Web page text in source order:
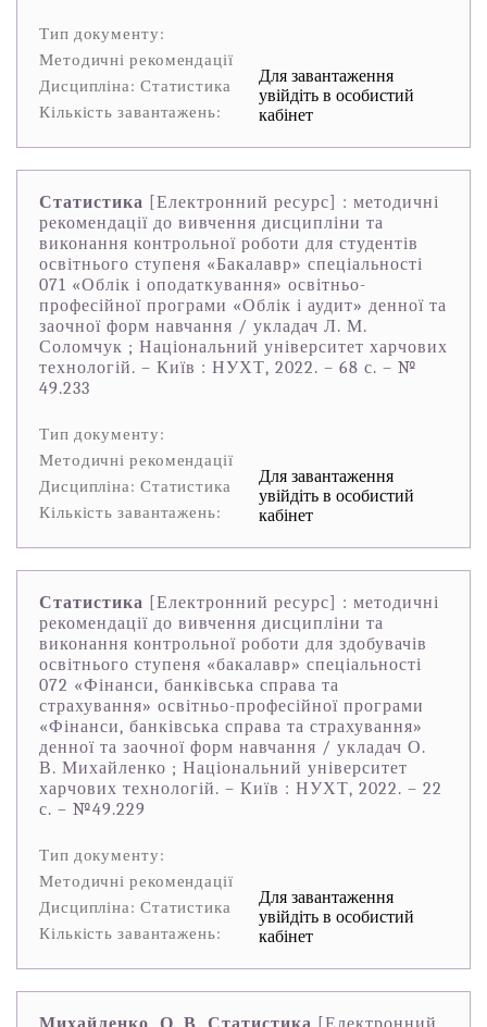
Тип документу:
Методичні рекомендації
Дисципліна: Статистика
Кількість завантажень:
Для завантаження
увійдіть в особистий
кабінет
Статистика [Електронний ресурс] : методичні
рекомендації до вивчення дисципліни та
виконання контрольної роботи для студентів
освітнього ступеня «Бакалавр» спеціальності
071 «Облік і оподаткування» освітньо-
професійної програми «Облік і аудит» денної та
заочної форм навчання / укладач Л. М.
Соломчук ; Національний університет харчових
технологій. – Київ : НУХТ, 2022. – 68 с. – №
49.233
Тип документу:
Методичні рекомендації
Дисципліна: Статистика
Кількість завантажень:
Для завантаження
увійдіть в особистий
кабінет
Статистика [Електронний ресурс] : методичні
рекомендації до вивчення дисципліни та
виконання контрольної роботи для здобувачів
освітнього ступеня «бакалавр» спеціальності
072 «Фінанси, банківська справа та
страхування» освітньо-професійної програми
«Фінанси, банківська справа та страхування»
денної та заочної форм навчання / укладач О.
В. Михайленко ; Національний університет
харчових технологій. – Київ : НУХТ, 2022. – 22
с. – №49.229
Тип документу:
Методичні рекомендації
Дисципліна: Статистика
Кількість завантажень:
Для завантаження
увійдіть в особистий
кабінет